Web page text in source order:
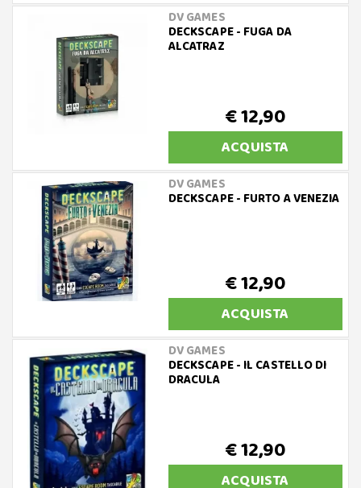
DV GAMES
DECKSCAPE - FUGA DA
ALCATRAZ
€ 12,90
ACQUISTA
DV GAMES
DECKSCAPE - FURTO A VENEZIA
€ 12,90
ACQUISTA
DV GAMES
DECKSCAPE - IL CASTELLO DI
DRACULA
€ 12,90
ACQUISTA